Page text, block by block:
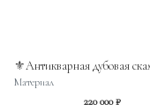
Материал
220 000 ₽